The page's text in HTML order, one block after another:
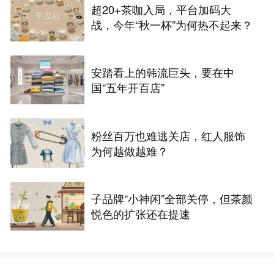
超20+茶咖入局，平台加码大
战，今年“秋一杯”为何热不起来？
安踏看上的韩流巨头，要在中
国“五年开百店”
粉丝百万也难逃关店，红人服饰
为何越做越难？
子品牌“小神闲”全部关停，但茶颜
悦色的扩张还在提速